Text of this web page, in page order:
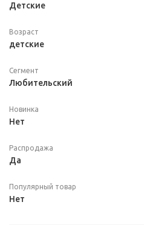
Детские
Возраст
детские
Сегмент
Любительский
Новинка
Нет
Распродажа
Да
Популярный товар
Нет